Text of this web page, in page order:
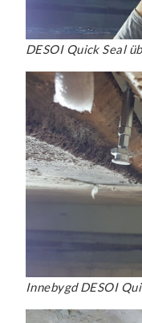
DESOI Quick Seal
Innebygd DESOI